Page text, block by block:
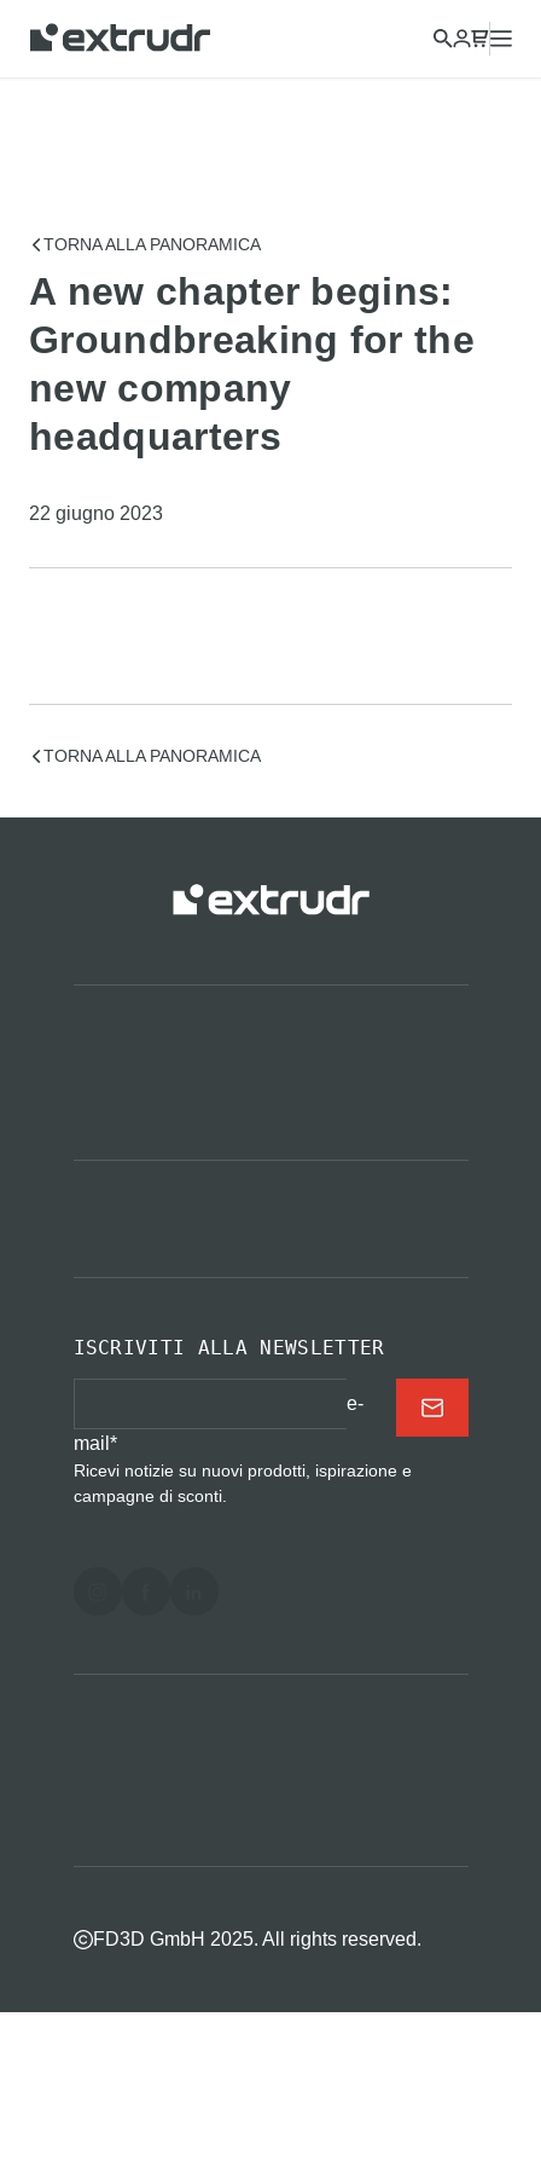
TORNA ALLA PANORAMICA
A new chapter begins:
Groundbreaking for the
new company
headquarters
22 giugno 2023
TORNA ALLA PANORAMICA
ISCRIVITI ALLA NEWSLETTER
e-
mail *
Ricevi notizie su nuovi prodotti, ispirazione e
campagne di sconti.
FD3D GmbH 2025. All rights reserved.